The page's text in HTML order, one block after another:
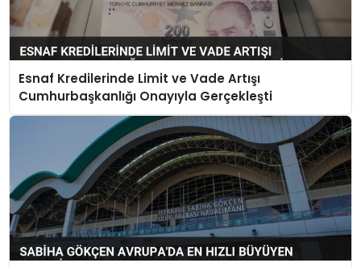
Esnaf Kredilerinde Limit ve Vade Artışı
Cumhurbaşkanlığı Onayıyla Gerçekleşti